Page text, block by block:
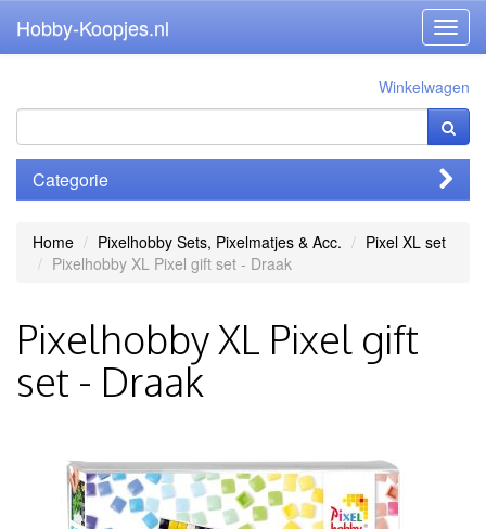
Hobby-Koopjes.nl
Winkelwagen
Categorie
Home Pixelhobby Sets, Pixelmatjes & Acc.
Pixel XL set
Pixelhobby XL Pixel gift set - Draak
Pixelhobby XL Pixel gift
set - Draak